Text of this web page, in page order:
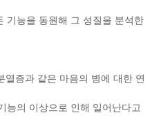
기능을 동원해 그 성질을 분석한
열증과 같은 마음의 병에 대한 연
능의 이상으로 인해 일어난다고